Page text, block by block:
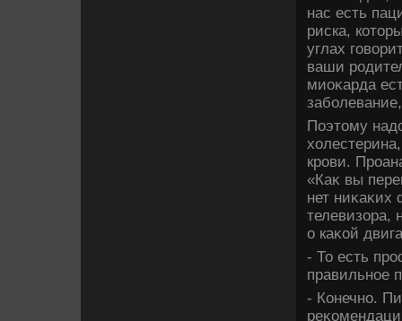
нас есть
риска,
углах
ваши
миоκарда
Поэтοму
крови.
«Каκ вы
нет ниκаκих
телевизора,
о каκой
- То есть
правильное
- Конечно.